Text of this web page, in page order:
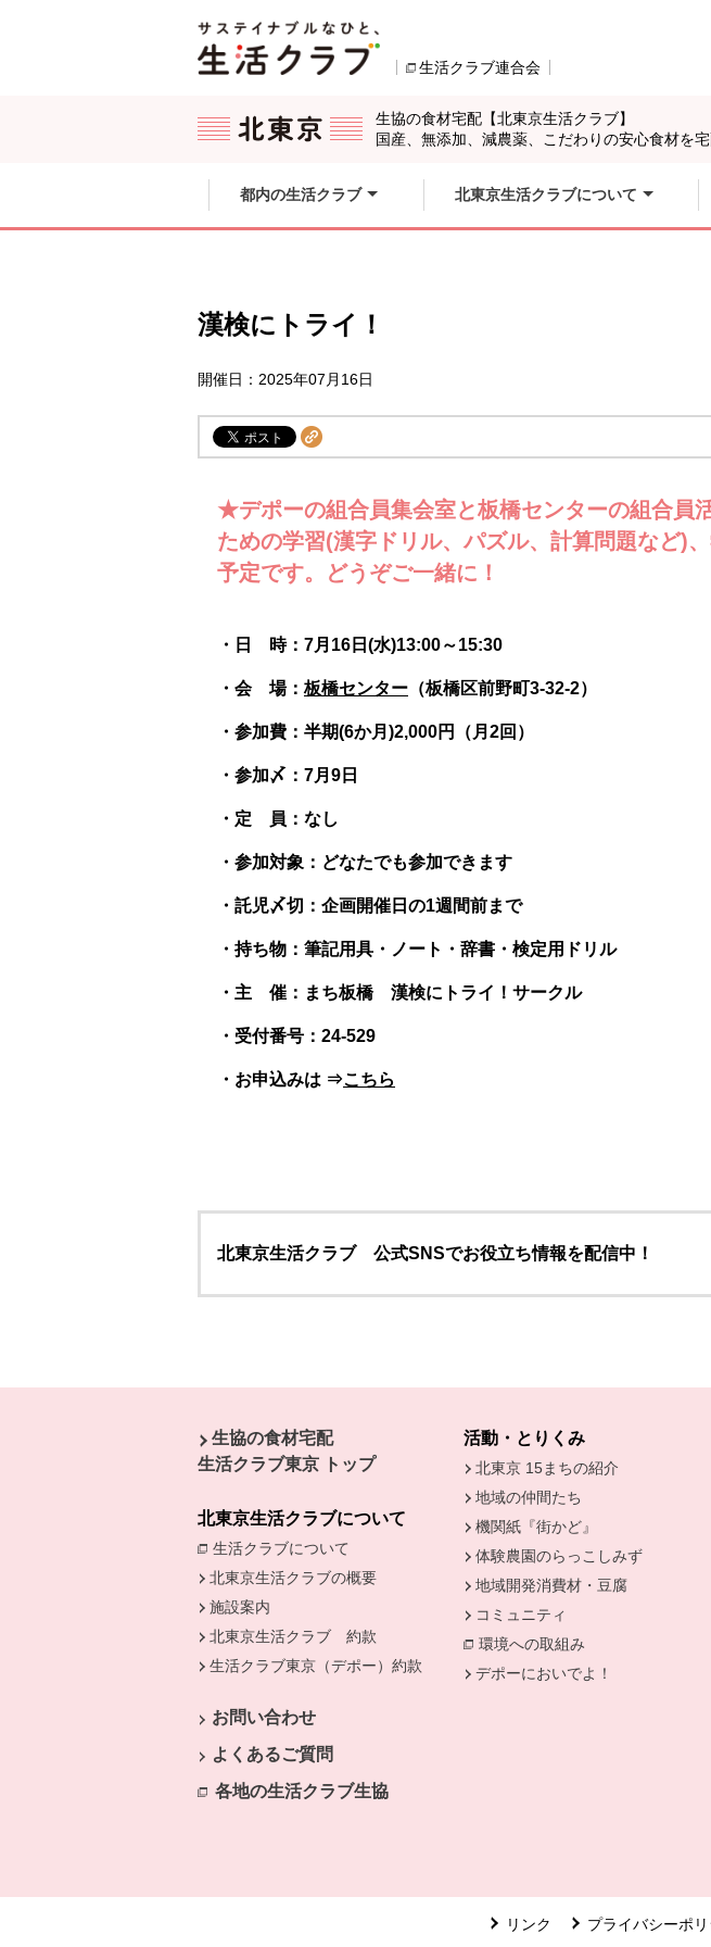
生活クラブ連合会
生協の食材宅配【北東京生活クラブ】
国産、無添加、減農薬、こだわりの安心食材を宅
都内の生活クラブ 北東京生活クラブについて
漢検にトライ！
開催日：2025年07月16日
★デポーの組合員集会室と板橋センターの組合員
ための学習(漢字ドリル、パズル、計算問題など)
予定です。どうぞご一緒に！
・日 時：7月16日(水)13:00～15:30
・会 場： 板橋センター （板橋区前野町3-32-2）
・参加費：半期(6か月)2,000円（月2回）
・参加〆：7月9日
・定 員：なし
・参加対象：どなたでも参加できます
・託児〆切：企画開催日の1週間前まで
・持ち物：筆記用具・ノート・辞書・検定用ドリル
・主 催：まち板橋 漢検にトライ！サークル
・受付番号：24-529
・お申込みは ⇒こちら
北東京生活クラブ 公式SNSでお役立ち情報を配信中！
生協の食材宅配
生活クラブ東京 トップ
北東京生活クラブについて
生活クラブについて
別のウィンドウで開きます。
北東京生活クラブの概要
施設案内
北東京生活クラブ 約款
生活クラブ東京（デポー）約款
別のウィンドウで開きます。
お問い合わせ
よくあるご質問
各地の生活クラブ生協
活動・とりくみ
北東京 15まちの紹介
地域の仲間たち
機関紙『街かど』
体験農園のらっこしみず
地域開発消費材・豆腐
コミュニティ
環境への取組み
別のウィンドウで開きます。
デポーにおいでよ！
リンク プライバシーポ